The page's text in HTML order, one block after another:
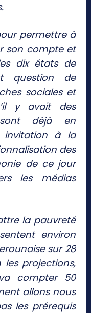
permettre à
son compte et
dix états de
question de
sociales et
y avait des
déjà en
invitation à la
des
de ce jour
les médias
la pauvreté
environ
sur 28
les projections,
compter 50
allons nous
les prérequis